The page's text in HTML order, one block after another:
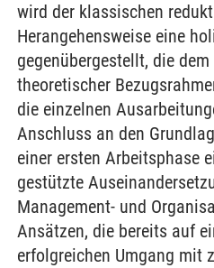
wird der klassischen
Herangehensweise eine
gegenübergestellt, die
theoretischer
die einzelnen
Anschluss an den
einer ersten Arbeitsphase
gestützte
Management- und
Ansätzen, die bereits auf
erfolgreichen Umgang mit